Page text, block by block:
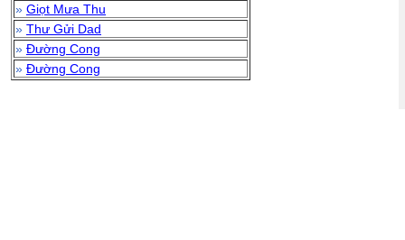
» Giọt Mưa Thu
» Thư Gửi Dad
» Đường Cong
» Đường Cong